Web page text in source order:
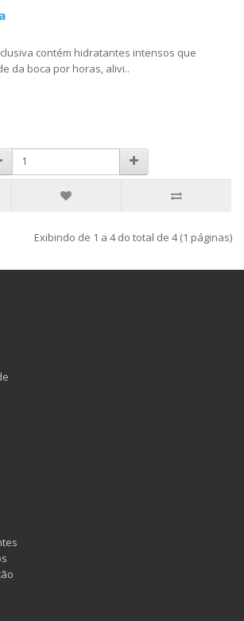
contém hidratantes intensos que
da boca por horas, alivi..
Exibindo de 1 a 4 do total de 4 (1 páginas)